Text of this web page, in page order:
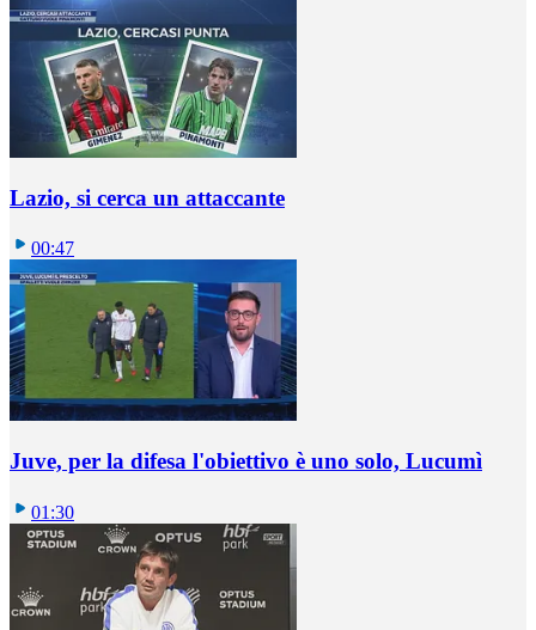
Lazio, si cerca un attaccante
00:47
Juve, per la difesa l'obiettivo è uno solo, Lucumì
01:30